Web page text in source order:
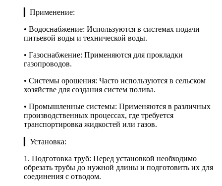
▎Применение:
• Водоснабжение: Используются в системах подачи
питьевой воды и технической воды.
• Газоснабжение: Применяются для прокладки
газопроводов.
• Системы орошения: Часто используются в сельском
хозяйстве для создания систем полива.
• Промышленные системы: Применяются в различных
производственных процессах, где требуется
транспортировка жидкостей или газов.
▎Установка:
1. Подготовка труб: Перед установкой необходимо
обрезать трубы до нужной длины и подготовить их для
соединения с отводом.